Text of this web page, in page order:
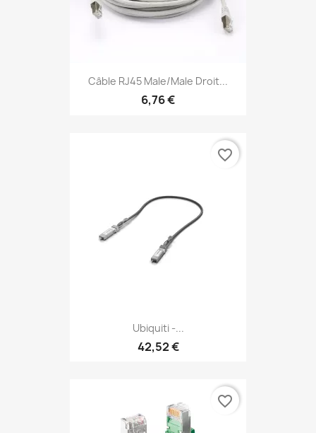
Câble RJ45 Male/Male Droit...
6,76 €
Ubiquiti -...
42,52 €
favorite_border
favorite_border